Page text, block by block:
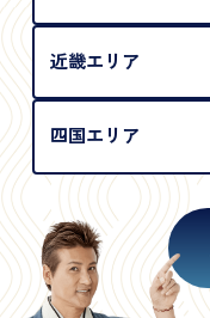
近畿エリア
四国エリア